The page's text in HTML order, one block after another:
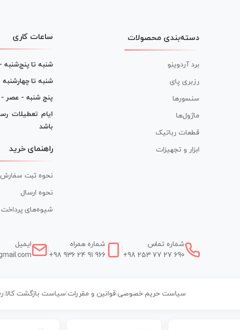
دسته‌بندی محصولات
برد آردوینو
رزبری پای
سنسورها
ماژول‌ها
قطعات رباتیک
ابزار و تجهیزات
ساعات کاری
شنبه تا
شنبه تا
پنج شنبه - عصر -
ایام تعطیلات
باشد
راهنمای خرید
نحوه ثبت سفارش
نحوه ارسال
شیوه‌های پرداخت
شماره تماس
+98 253 77 27 690
شماره همراه
+98 936 24 91 966
ایمیل
سیاست حریم خصوصی| قوانین و مقررات سیاست بازگشت کالا